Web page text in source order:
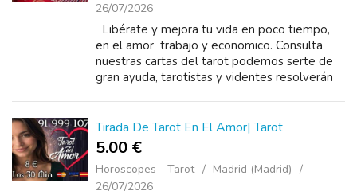
26/07/2026
Libérate y mejora tu vida en poco tiempo,
en el amor trabajo y economico. Consulta
nuestras cartas del tarot podemos serte de
gran ayuda, tarotistas y videntes resolverán
Tirada De Tarot En El Amor| Tarot
5.00 €
Horoscopes - Tarot
Madrid (Madrid)
26/07/2026